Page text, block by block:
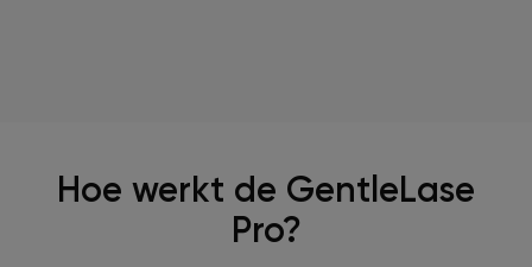
Hoe werkt de GentleLase
Pro?